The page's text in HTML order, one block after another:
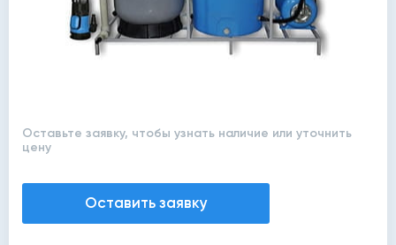
Оставьте заявку, чтобы узнать наличие или уточнить
цену
Оставить заявку